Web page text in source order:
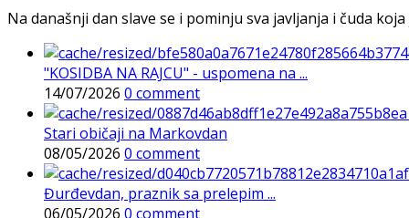
Na današnji dan slave se i pominju sva javljanja i čuda
"KOSIDBA NA RAJCU" - uspomena na ...
14/07/2026 0 comment
Stari običaji na Markovdan
08/05/2026 0 comment
Đurđevdan, praznik sa prelepim ...
06/05/2026 0 comment